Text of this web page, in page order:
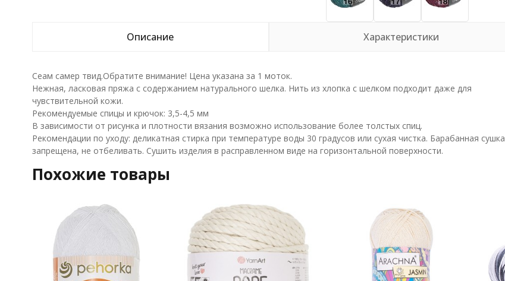
Описание Характеристики
Сеам самер твид.Обратите внимание! Цена указана за 1 моток.
Нежная, ласковая пряжа с содержанием натурального шелка. Нить из хлопка с шелком подходит даже для
чувствительной кожи.
Рекомендуемые спицы и крючок: 3,5-4,5 мм
В зависимости от рисунка и плотности вязания возможно использование более толстых спиц.
Рекомендации по уходу: деликатная стирка при температуре воды 30 градусов или сухая чистка. Барабанная сушка
запрещена, не отбеливать. Сушить изделия в расправленном виде на горизонтальной поверхности.
Похожие товары